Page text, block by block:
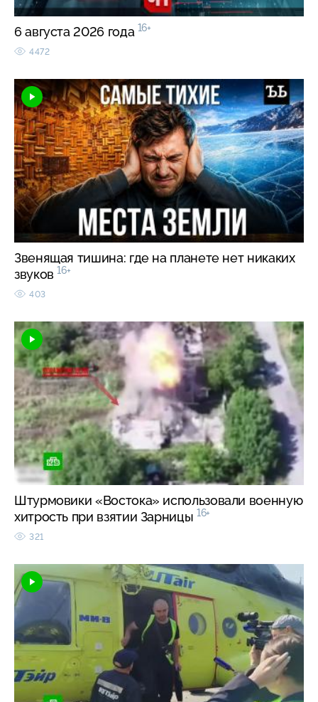
6 августа 2026 года 16+
4472
Звенящая тишина: где на планете нет никаких
звуков 16+
403
Штурмовики «Востока» использовали военную
хитрость при взятии Зарницы 16+
321